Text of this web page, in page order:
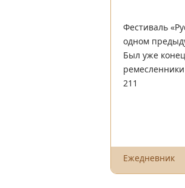
Фестиваль
одном
Был уже
211
Ежедневник